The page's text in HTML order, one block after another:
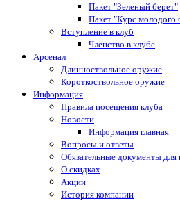
Пакет "Зеленый берет"
Пакет "Курс молодого
Вступление в клуб
Членство в клубе
Арсенал
Длинноствольное оружие
Короткоствольное оружие
Информация
Правила посещения клуба
Новости
Информация главная
Вопросы и ответы
Обязательные документы для
О скидках
Акции
История компании